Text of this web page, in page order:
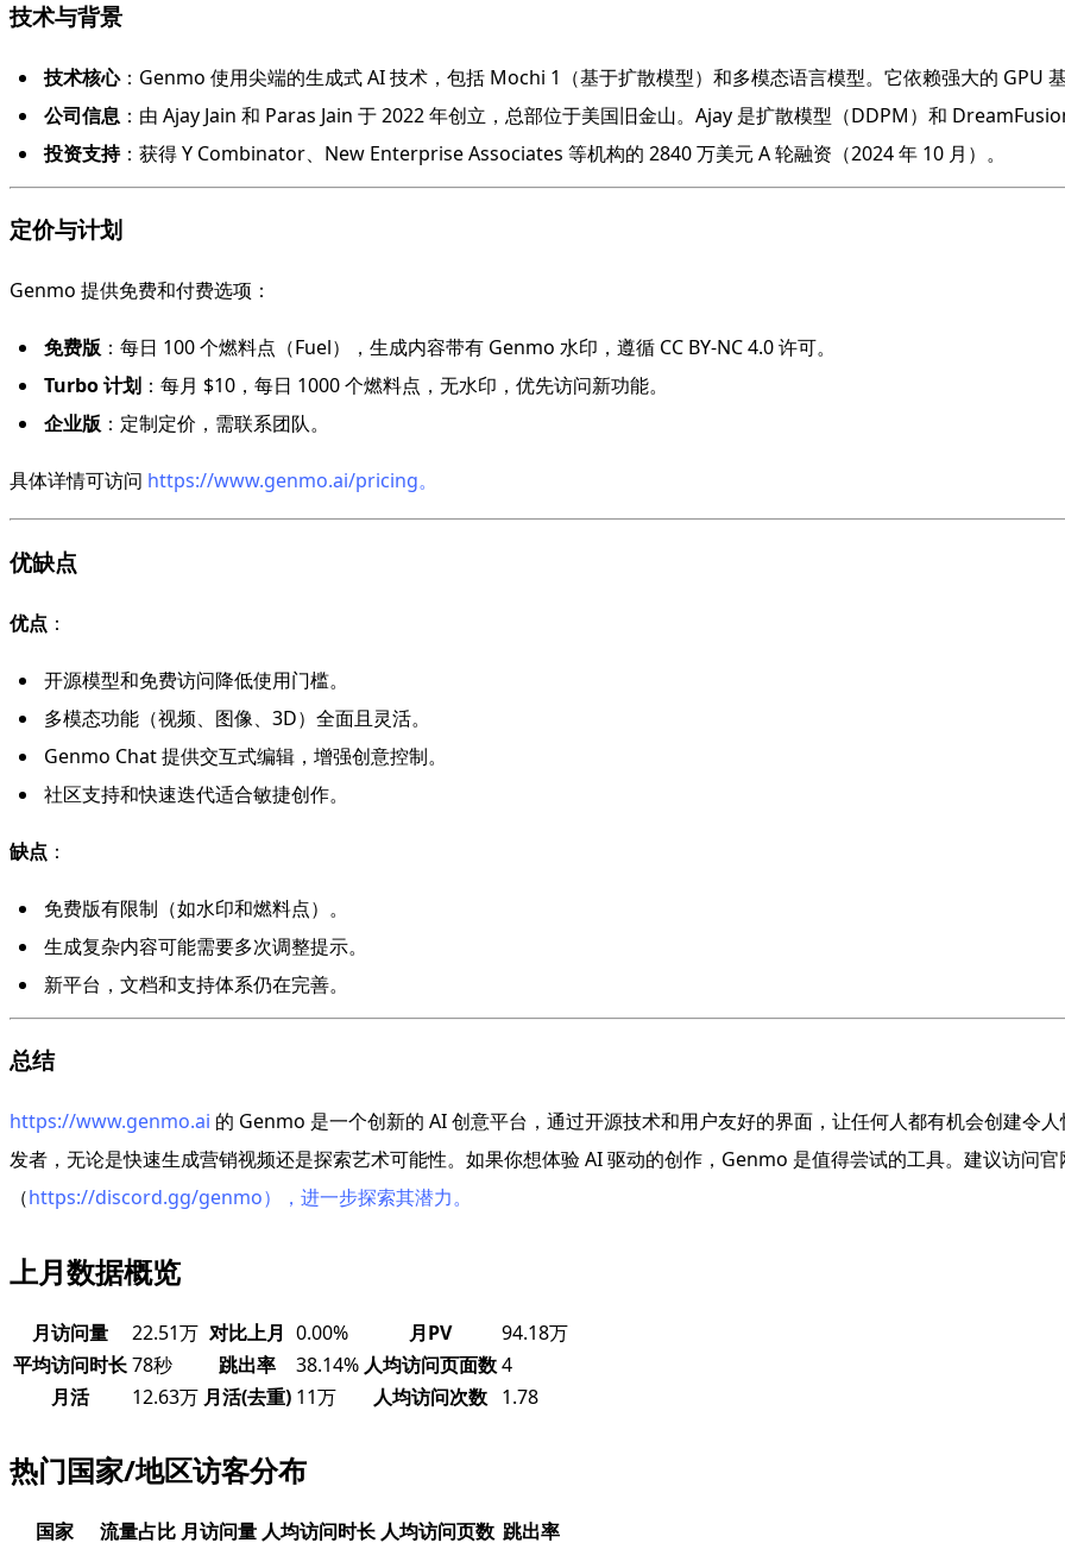
技术与背景
技术核心：Genmo 使用尖端的生成式 AI 技术，包括 Mochi 1（基于扩散模型）和多模态语言模型。它依赖强大的 GPU
公司信息：由 Ajay Jain 和 Paras Jain 于 2022 年创立，总部位于美国旧金山。Ajay 是扩散模型（DDPM）和
投资支持：获得 Y Combinator、New Enterprise Associates 等机构的 2840 万美元 A 轮融资（2024 年 10 月）。
定价与计划
Genmo 提供免费和付费选项：
免费版 ：每日 100 个燃料点（Fuel），生成内容带有 Genmo 水印，遵循 CC BY-NC 4.0 许可。
Turbo 计划：每月 $10，每日 1000 个燃料点，无水印，优先访问新功能。
企业版 ：定制定价，需联系团队。
具体详情可访问 https://www.genmo.ai/pricing。
优缺点
优点 ：
开源模型和免费访问降低使用门槛。
多模态功能（视频、图像、3D）全面且灵活。
Genmo Chat 提供交互式编辑，增强创意控制。
社区支持和快速迭代适合敏捷创作。
缺点 ：
免费版有限制（如水印和燃料点）。
生成复杂内容可能需要多次调整提示。
新平台，文档和支持体系仍在完善。
总结
https://www.genmo.ai 的 Genmo 是一个创新的 AI 创意平台，通过开源技术和用户友好的界面，让任何人都有机会创建令
发者，无论是快速生成营销视频还是探索艺术可能性。如果你想体验 AI 驱动的创作，Genmo 是值得尝试的工具。建议访问
（https://discord.gg/genmo），进一步探索其潜力。
上月数据概览
月访问量 22.51万 对比上月 0.00% 月PV
94.18万
平均访问时长78秒 跳出率 38.14% 人均访问页面数4
月活
12.63万 月活(去重) 11万 人均访问次数 1.78
热门国家/地区访客分布
国家 流量占比 月访问量 人均访问时长 人均访问页数 跳出率